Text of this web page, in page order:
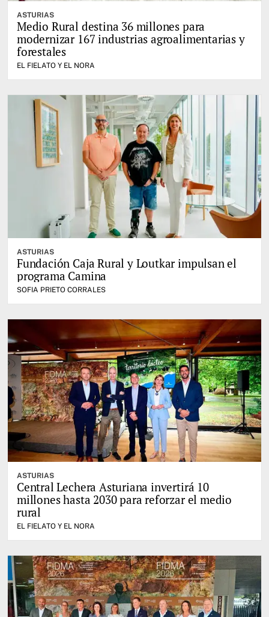
ASTURIAS
Medio Rural destina 36 millones para
modernizar 167 industrias agroalimentarias y
forestales
EL FIELATO Y EL NORA
ASTURIAS
Fundación Caja Rural y Loutkar impulsan el
programa Camina
SOFIA PRIETO CORRALES
ASTURIAS
Central Lechera Asturiana invertirá 10
millones hasta 2030 para reforzar el medio
rural
EL FIELATO Y EL NORA